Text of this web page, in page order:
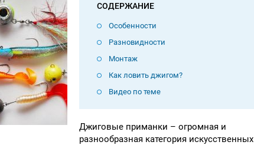
СОДЕРЖАНИЕ
Особенности
Разновидности
Монтаж
Как ловить джигом?
Видео по теме
Джиговые приманки – огромная и
разнообразная категория искусственных